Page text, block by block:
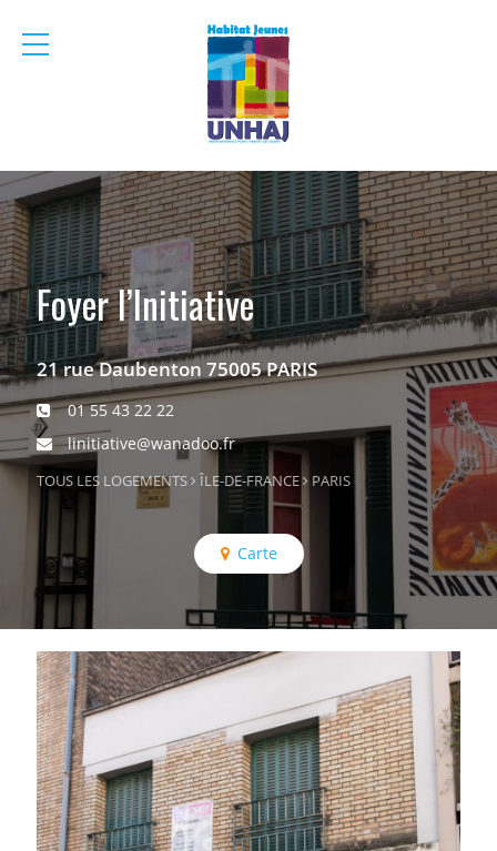
menu
Foyer l’Initiative
21 rue Daubenton 75005 PARIS
01 55 43 22 22
linitiative@wanadoo.fr
TOUS LES LOGEMENTS ÎLE-DE-FRANCE PARIS
Carte